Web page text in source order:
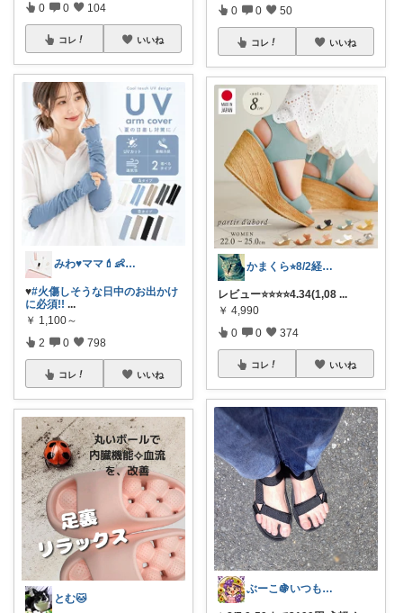
0 0 104
コレ いいね
みわ♥️ママ💄👶夏かわいい
♥️#火傷しそうな日中のお出かけ
に必須!! ...
￥ 1,100～
2 0 798
コレ いいね
とむ🐱
0 0 50
コレ いいね
かまくら⭐︎8/2経由購入感謝です
レビュー⭐️⭐️⭐️⭐️4.34(1,08 ...
￥ 4,990
0 0 374
コレ いいね
ぶーこ🍇いつもありがとう😊